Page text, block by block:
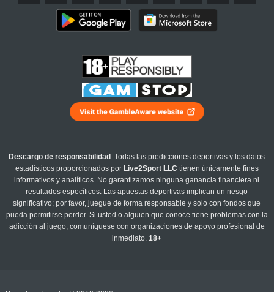
Descargo de responsabilidad : Todas las predicciones deportivas y los datos
estadísticos proporcionados por Live2Sport LLC tienen únicamente fines
informativos y analíticos. No garantizamos ninguna ganancia financiera ni
resultados específicos. Las apuestas deportivas implican un riesgo
significativo; por favor, juegue de forma responsable y solo con fondos que
pueda permitirse perder. Si usted o alguien que conoce tiene problemas con la
adicción al juego, comuníquese con organizaciones de apoyo profesional de
inmediato.18+